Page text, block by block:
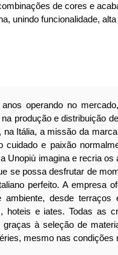
de cores e
unindo funcionalidade,
operando no
produção e distribuição
na Itália, a missão da
cuidado e paixão
Unopiù imagina e recria os
se possa desfrutar de
perfeito. A empresa
ambiente, desde
hoteis e iates. Todas as
graças à seleção de
mesmo nas condições